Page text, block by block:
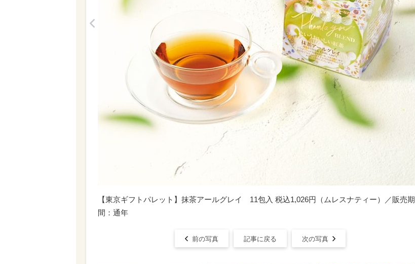
【東京ギフトパレット】抹茶アールグレイ 11包入 税込1,026円（ムレスナティー）／販売期
間：通年
前の写真 記事に戻る 次の写真